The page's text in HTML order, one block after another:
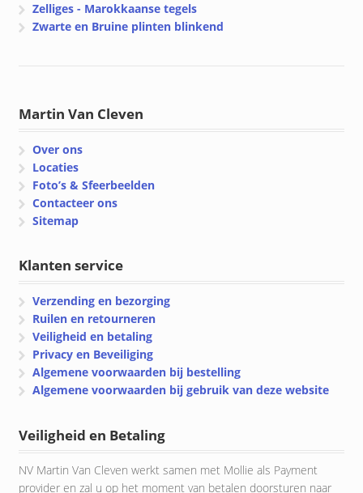
Zelliges - Marokkaanse tegels
Zwarte en Bruine plinten blinkend
Martin Van Cleven
Over ons
Locaties
Foto’s & Sfeerbeelden
Contacteer ons
Sitemap
Klanten service
Verzending en bezorging
Ruilen en retourneren
Veiligheid en betaling
Privacy en Beveiliging
Algemene voorwaarden bij bestelling
Algemene voorwaarden bij gebruik van deze website
Veiligheid en Betaling
NV Martin Van Cleven werkt samen met Mollie als Payment
provider en zal u op het moment van betalen doorsturen naar